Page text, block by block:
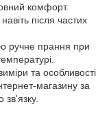
комфорт.
після частих
ручне прання при
та особливості
магазину за